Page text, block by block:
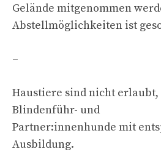
Gelände mitgenommen
Abstellmöglichkeiten ist
–
Haustiere sind nicht erlaubt,
Blindenführ- und
Partner:innenhunde mit
Ausbildung.